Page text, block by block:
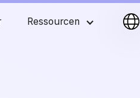
Ressourcen